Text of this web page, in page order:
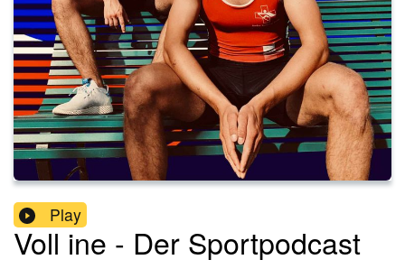
Play
Voll ine - Der Sportpodcast